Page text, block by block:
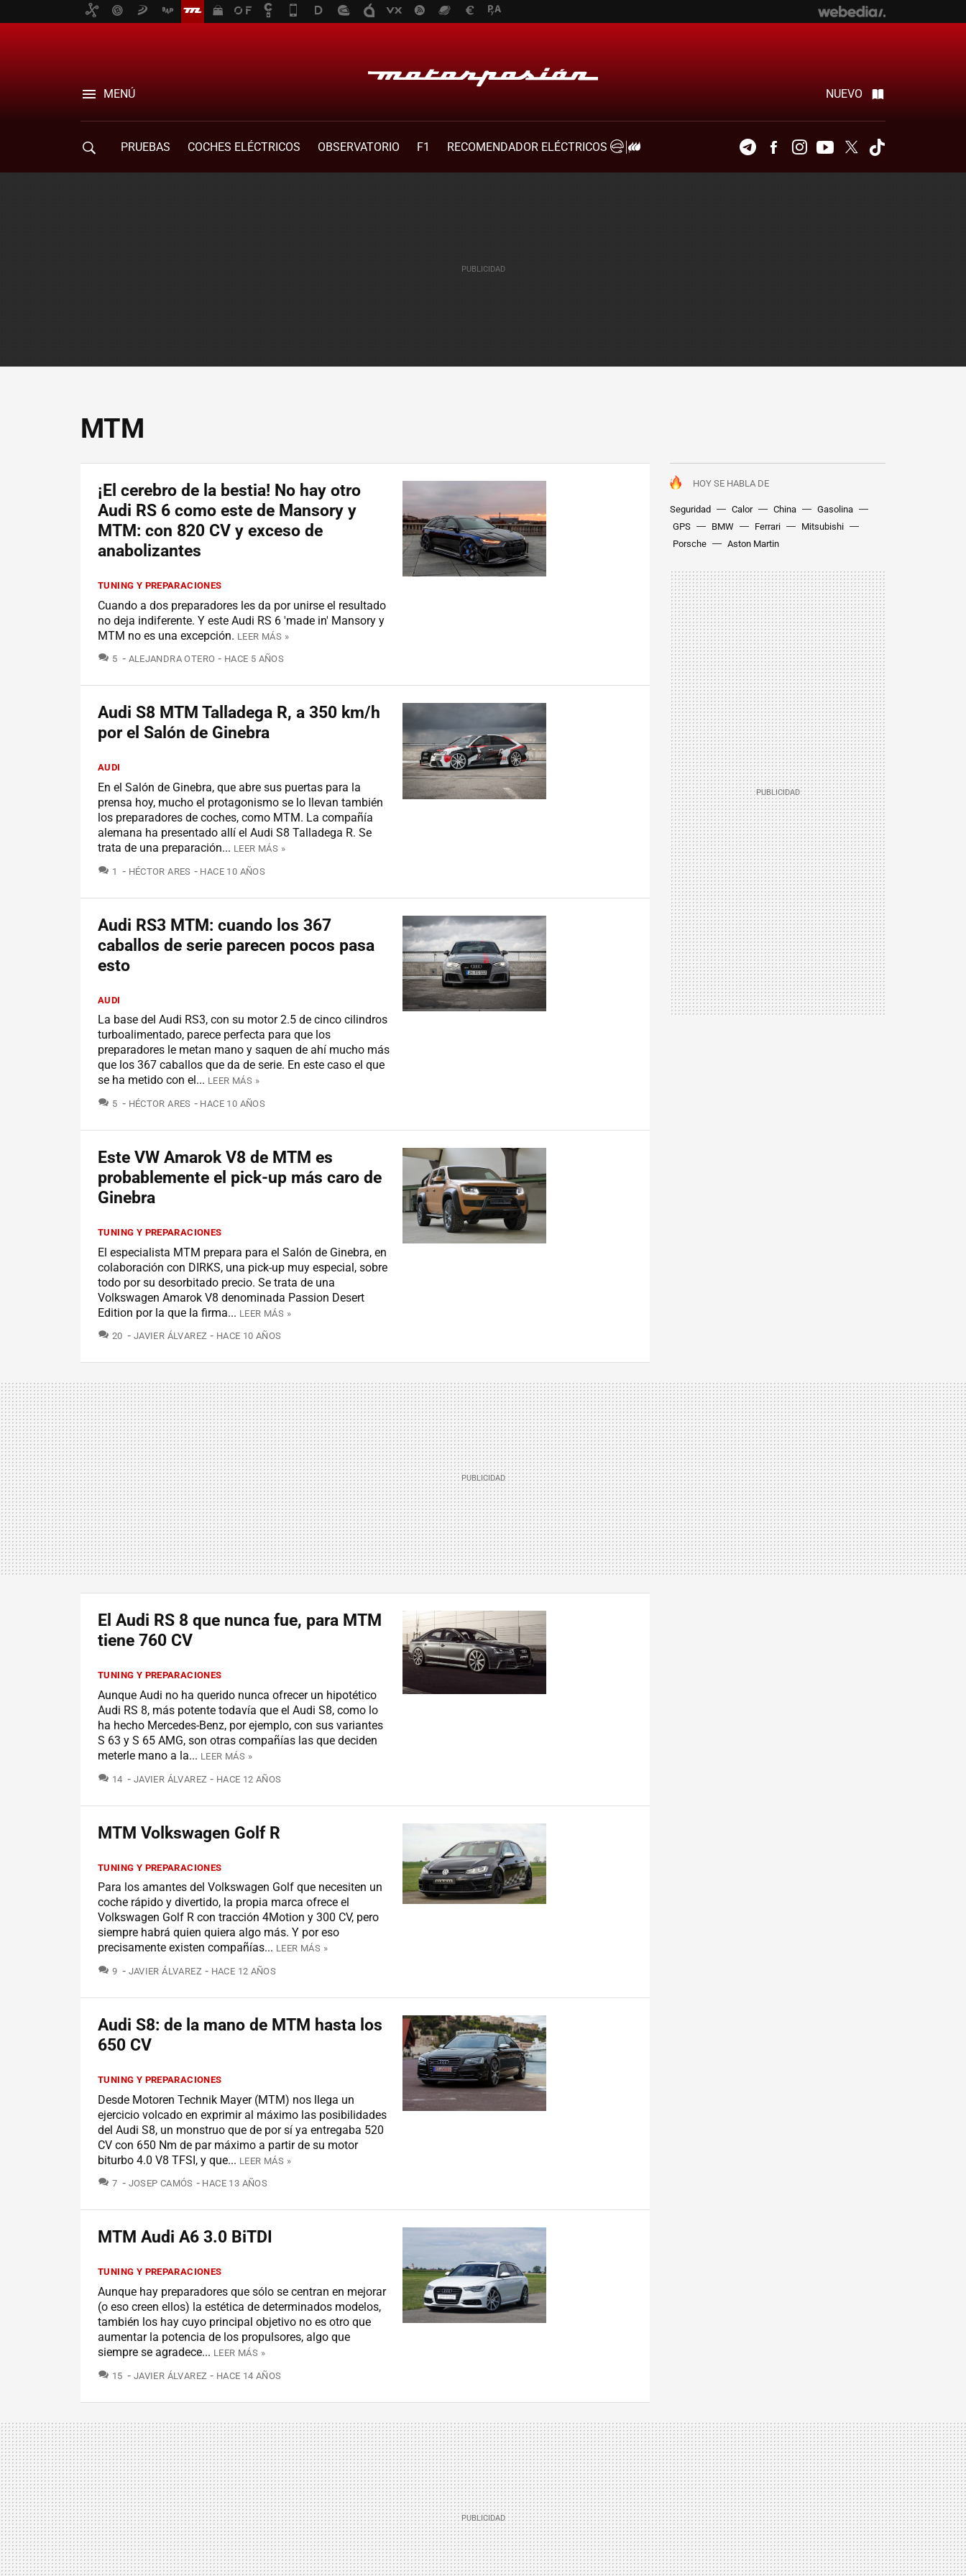
MENÚ NUEVO
PRUEBAS COCHES ELÉCTRICOS OBSERVATORIO F1
RECOMENDADOR ELÉCTRICOS
TelegramFacebookInstagramYoutubeTwitter
MTM
HOY SE HABLA DE
Seguridad Calor China
Gasolina
GPS
BMW Ferrari
Mitsubishi
Porsche
Aston Martin
¡El cerebro de la bestia! No hay otro
Audi RS 6 como este de Mansory y
MTM: con 820 CV y exceso de
anabolizantes
TUNING Y PREPARACIONES
Cuando a dos preparadores les da por unirse el resultado
no deja indiferente. Y este Audi RS 6 'made in' Mansory y
MTM no es una excepción. LEER MÁS »
5 COMENTARIOS
ALEJANDRA OTERO HACE 5 AÑOS
Audi S8 MTM Talladega R, a 350 km/h
por el Salón de Ginebra
AUDI
En el Salón de Ginebra, que abre sus puertas para la
prensa hoy, mucho el protagonismo se lo llevan también
los preparadores de coches, como MTM. La compañía
alemana ha presentado allí el Audi S8 Talladega R. Se
trata de una preparación... LEER MÁS »
1 COMENTARIOS
HÉCTOR ARES HACE 10 AÑOS
Audi RS3 MTM: cuando los 367
caballos de serie parecen pocos pasa
esto
AUDI
La base del Audi RS3, con su motor 2.5 de cinco cilindros
turboalimentado, parece perfecta para que los
preparadores le metan mano y saquen de ahí mucho más
que los 367 caballos que da de serie. En este caso el que
se ha metido con el... LEER MÁS »
5 COMENTARIOS
HÉCTOR ARES HACE 10 AÑOS
Este VW Amarok V8 de MTM es
probablemente el pick-up más caro de
Ginebra
TUNING Y PREPARACIONES
El especialista MTM prepara para el Salón de Ginebra, en
colaboración con DIRKS, una pick-up muy especial, sobre
todo por su desorbitado precio. Se trata de una
Volkswagen Amarok V8 denominada Passion Desert
Edition por la que la firma... LEER MÁS »
20 COMENTARIOS
JAVIER ÁLVAREZ HACE 10 AÑOS
El Audi RS 8 que nunca fue, para MTM
tiene 760 CV
TUNING Y PREPARACIONES
Aunque Audi no ha querido nunca ofrecer un hipotético
Audi RS 8, más potente todavía que el Audi S8, como lo
ha hecho Mercedes-Benz, por ejemplo, con sus variantes
S 63 y S 65 AMG, son otras compañías las que deciden
meterle mano a la... LEER MÁS »
14 COMENTARIOS
JAVIER ÁLVAREZ HACE 12 AÑOS
MTM Volkswagen Golf R
TUNING Y PREPARACIONES
Para los amantes del Volkswagen Golf que necesiten un
coche rápido y divertido, la propia marca ofrece el
Volkswagen Golf R con tracción 4Motion y 300 CV, pero
siempre habrá quien quiera algo más. Y por eso
precisamente existen compañías... LEER MÁS »
9 COMENTARIOS
JAVIER ÁLVAREZ HACE 12 AÑOS
Audi S8: de la mano de MTM hasta los
650 CV
TUNING Y PREPARACIONES
Desde Motoren Technik Mayer (MTM) nos llega un
ejercicio volcado en exprimir al máximo las posibilidades
del Audi S8, un monstruo que de por sí ya entregaba 520
CV con 650 Nm de par máximo a partir de su motor
biturbo 4.0 V8 TFSI, y que... LEER MÁS »
7 COMENTARIOS
JOSEP CAMÓS HACE 13 AÑOS
MTM Audi A6 3.0 BiTDI
TUNING Y PREPARACIONES
Aunque hay preparadores que sólo se centran en mejorar
(o eso creen ellos) la estética de determinados modelos,
también los hay cuyo principal objetivo no es otro que
aumentar la potencia de los propulsores, algo que
siempre se agradece... LEER MÁS »
15 COMENTARIOS
JAVIER ÁLVAREZ HACE 14 AÑOS